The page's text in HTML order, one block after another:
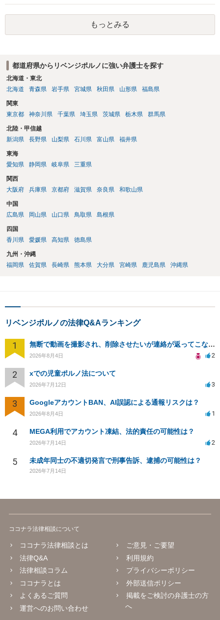
は珍しくない）、これも捜索差押を受けるおそれがあります
もっとみる
都道府県からリベンジポルノに強い弁護士を探す
北海道・東北
北海道
青森県 岩手県 宮城県 秋田県 山形県 福島県
関東
東京都
神奈川県 千葉県 埼玉県 茨城県 栃木県 群馬県
北陸・甲信越
新潟県
長野県 山梨県 石川県 富山県 福井県
東海
愛知県
静岡県 岐阜県 三重県
関西
大阪府
兵庫県 京都府 滋賀県 奈良県 和歌山県
中国
広島県
岡山県 山口県 鳥取県 島根県
四国
香川県
愛媛県 高知県 徳島県
九州・沖縄
福岡県
佐賀県 長崎県 熊本県 大分県 宮崎県 鹿児島県 沖縄県
リベンジポルノの法律Q&Aランキング
1 無断で動画を撮影され、削除させたいが連絡が返ってこない。
2026年8月4日 2
2 xでの児童ポルノ法について
2026年7月12日 3
3 GoogleアカウントBAN、AI誤認による通報リスクは？
2026年8月4日 1
4 MEGA利用でアカウント凍結、法的責任の可能性は？
2026年7月14日 2
5 未成年同士の不適切発言で刑事告訴、逮捕の可能性は？
2026年7月14日
ココナラ法律相談について
ココナラ法律相談とは
法律Q&A
法律相談コラム
ココナラとは
よくあるご質問
運営へのお問い合わせ
ご意見・ご要望
利用規約
プライバシーポリシー
外部送信ポリシー
掲載をご検討の弁護士の方
へ